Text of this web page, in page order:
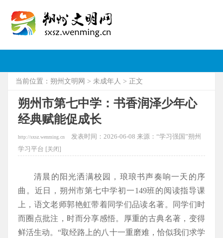
当前位置： 朔州文明网 > 未成年人 > 正文
朔州市第七中学：书香润泽少年心
经典赋能促成长
http://sxsz.wenming.cn
发表时间：2026-06-08 来源：“学习强国”朔州
学习平台 [关闭]
清晨的阳光洒满校园，琅琅书声奏响一天的序
曲。近日，朔州市第七中学初一149班的阅读指导课
上，语文老师郭艳虹带着同学们品读名著。同学们时
而圈点批注，时而分享感悟。厚重的古典名著，变得
鲜活生动。“取经路上的八十一重磨难，恰似我们求学